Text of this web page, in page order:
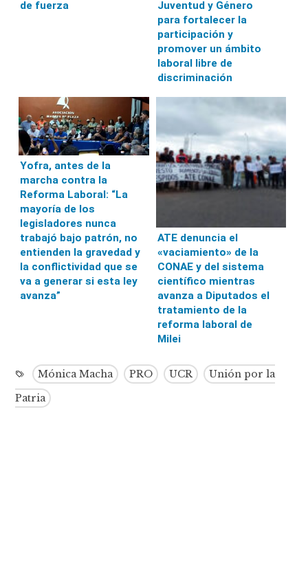
de fuerza
Juventud y Género
para fortalecer la
participación y
promover un ámbito
laboral libre de
discriminación
Yofra, antes de la
marcha contra la
Reforma Laboral: “La
mayoría de los
legisladores nunca
trabajó bajo patrón, no
entienden la gravedad y
la conflictividad que se
va a generar si esta ley
avanza”
ATE denuncia el
«vaciamiento» de la
CONAE y del sistema
científico mientras
avanza a Diputados el
tratamiento de la
reforma laboral de
Milei
Mónica Macha PRO UCR
Unión por la
Patria